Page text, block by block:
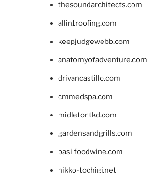
thesoundarchitects.com
allin1roofing.com
keepjudgewebb.com
anatomyofadventure.com
drivancastillo.com
cmmedspa.com
midletontkd.com
gardensandgrills.com
basilfoodwine.com
nikko-tochigi.net